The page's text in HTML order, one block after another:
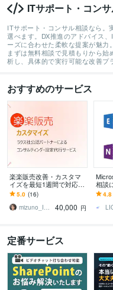
ITサポート・コン
ITサポート・コンサル相談なら。
選べます。DX推進のアドバイス
ーズに合わせた柔軟な提案が魅力
まずは無料相談で見積もりから
析し、具体的で実行可能な改善プ
おすすめのサービス
楽楽販売改善・カスタマ
イズを最短1週間で対応し
ます 【公認パートナー】
楽楽販売の設定代行で業
務改善・自動化を支援
5.0 (16)
mizuno_ITコンサル
40,000 円
相談
アク
能で
4.8
定番サービス